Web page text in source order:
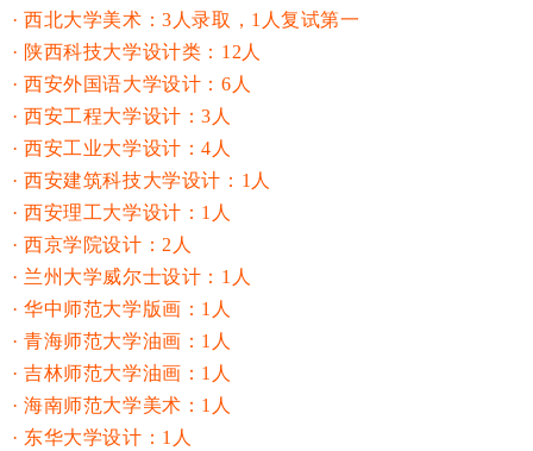
· 西北大学美术：3人录取，1人复试第一
· 陕西科技大学设计类：12人
· 西安外国语大学设计：6人
· 西安工程大学设计：3人
· 西安工业大学设计：4人
· 西安建筑科技大学设计：1人
· 西安理工大学设计：1人
· 西京学院设计：2人
· 兰州大学威尔士设计：1人
· 华中师范大学版画：1人
· 青海师范大学油画：1人
· 吉林师范大学油画：1人
· 海南师范大学美术：1人
· 东华大学设计：1人